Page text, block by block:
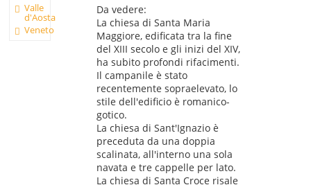
Valle
d'Aosta
Veneto
Da vedere:
La chiesa di Santa Maria
Maggiore, edificata tra la fine
del XIII secolo e gli inizi del XIV,
ha subito profondi rifacimenti.
Il campanile è stato
recentemente sopraelevato, lo
stile dell'edificio è romanico-
gotico.
La chiesa di Sant'Ignazio è
preceduta da una doppia
scalinata, all'interno una sola
navata e tre cappelle per lato.
La chiesa di Santa Croce risale